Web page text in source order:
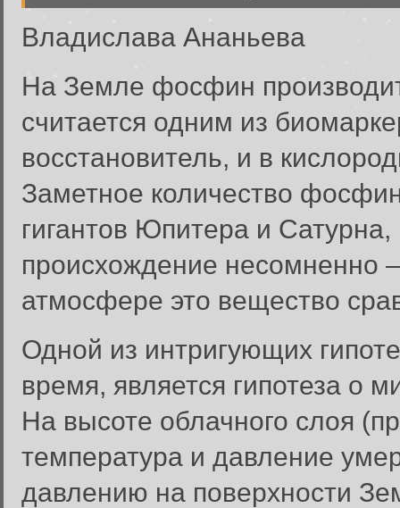
Владислава Ананьева
На Земле фосфин
считается одним из
восстановитель, и в
Заметное количество
гигантов Юпитера и
происхождение несомненно
атмосфере это вещество
Одной из интригующих
время, является гипотеза о
На высоте облачного слоя
температура и давление
давлению на поверхности